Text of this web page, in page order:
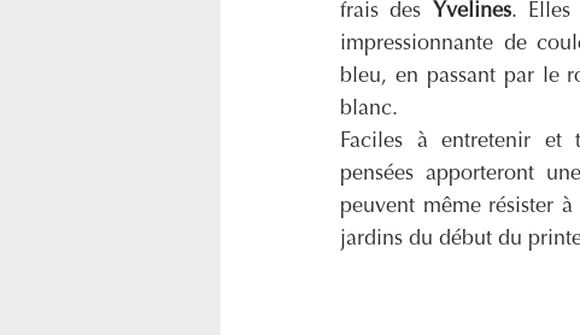
frais des
Yvelines. Elles
impressionnante de
bleu, en passant par le
blanc.
Faciles à entretenir et
pensées apporteront
peuvent même résister
jardins du début du